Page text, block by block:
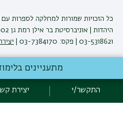
כל הזכויות שמורות למחלקה לספרות
03-5318621 | פקס: 03-7384170 |
אגף תקשוב, אוניברסיטת בר-
אקדימה בר-אילן
מתעניינים
התקשר/י יצירת